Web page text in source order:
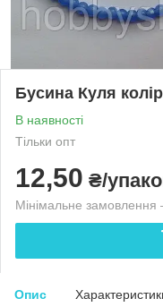
Бусина Куля
В наявності
Тільки опт
12,50 ₴/
Мінімальне
Опис